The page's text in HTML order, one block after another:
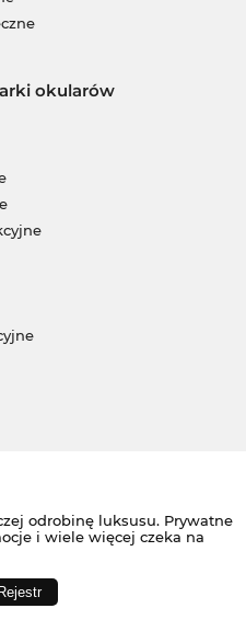
okularów
odrobinę luksusu. Prywatne
i wiele więcej czeka na